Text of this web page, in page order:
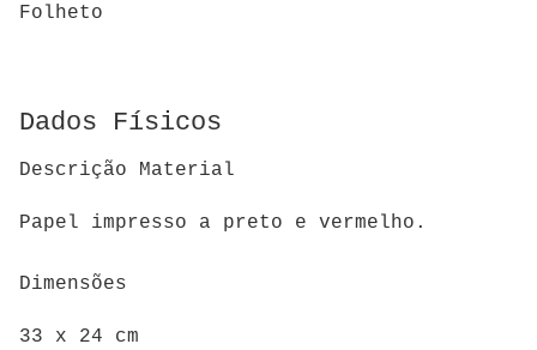
Folheto
Dados Físicos
Descrição Material
Papel impresso a preto e vermelho.
Dimensões
33 x 24 cm